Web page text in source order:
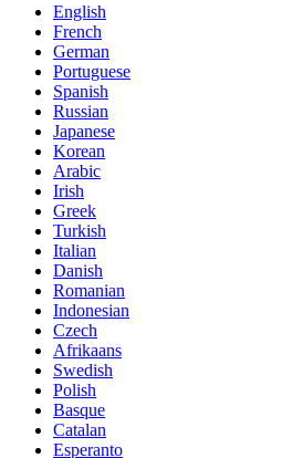
English
French
German
Portuguese
Spanish
Russian
Japanese
Korean
Arabic
Irish
Greek
Turkish
Italian
Danish
Romanian
Indonesian
Czech
Afrikaans
Swedish
Polish
Basque
Catalan
Esperanto